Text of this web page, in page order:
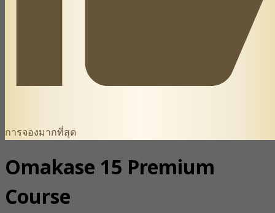
การจองมากที่สุด
Omakase 15 Premium
Course